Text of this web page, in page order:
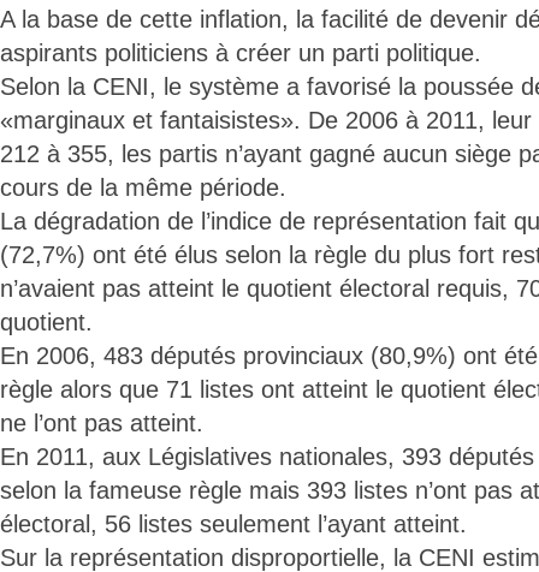
A la base de cette inflation, la facilité de devenir
aspirants politiciens à créer un parti politique.
Selon la CENI, le système a favorisé la poussée
«marginaux et fantaisistes». De 2006 à 2011,
212 à 355, les partis n’ayant gagné aucun siège
cours de la même période.
La dégradation de l’indice de représentation fait
(72,7%) ont été élus selon la règle du plus fort
n’avaient pas atteint le quotient électoral requis,
quotient.
En 2006, 483 députés provinciaux (80,9%) ont
règle alors que 71 listes ont atteint le quotient
ne l’ont pas atteint.
En 2011, aux Législatives nationales, 393
selon la fameuse règle mais 393 listes n’ont pas
électoral, 56 listes seulement l’ayant atteint.
Sur la représentation disproportielle, la CENI